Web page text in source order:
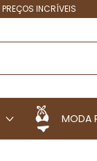
INCRÍVEIS
MODA